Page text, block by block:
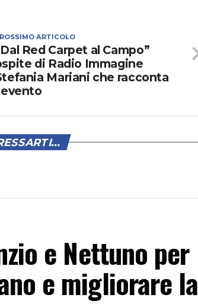
ARTICOLO
Red Carpet al Campo”
di Radio Immagine
Mariani che racconta
e Nettuno per
e migliorare la